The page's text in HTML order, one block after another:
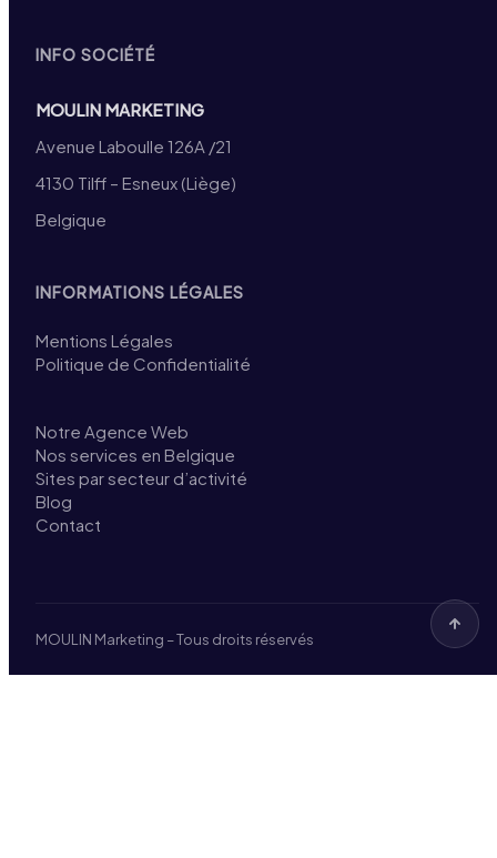
INFO SOCIÉTÉ
MOULIN MARKETING
Avenue Laboulle 126A /21
4130 Tilff – Esneux (Liège)
Belgique
INFORMATIONS LÉGALES
Mentions Légales
Politique de Confidentialité
Notre Agence Web
Nos services en Belgique
Sites par secteur d’activité
Blog
Contact
MOULIN Marketing – Tous droits réservés